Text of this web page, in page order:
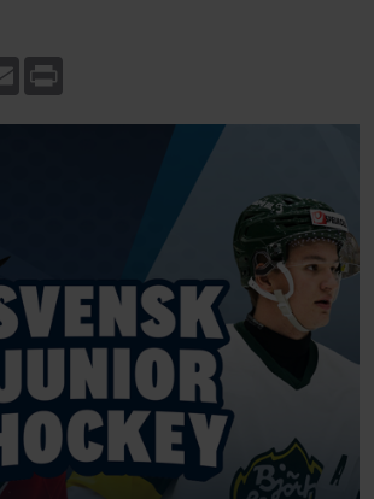
Email